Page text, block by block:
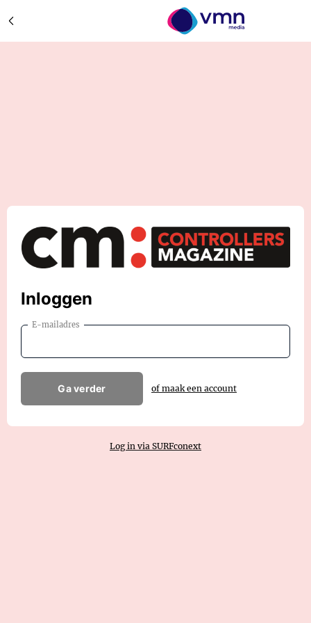
Inloggen
E-mailadres
Ga verder of maak een account
Log in via SURFconext